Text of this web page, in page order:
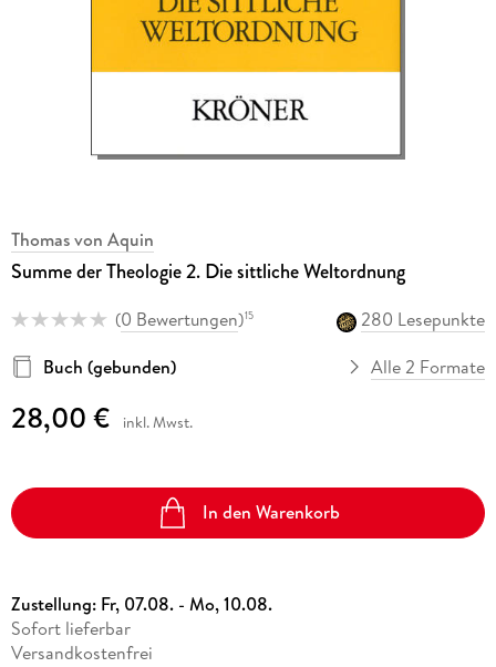
Thomas von Aquin
Summe der Theologie 2. Die sittliche Weltordnung
(0 Bewertungen)15
280 Lesepunkte
Buch (gebunden)
Alle 2 Formate
28,00 € inkl. Mwst.
In den Warenkorb
Zustellung: Fr, 07.08. - Mo, 10.08.
Sofort lieferbar
Versandkostenfrei